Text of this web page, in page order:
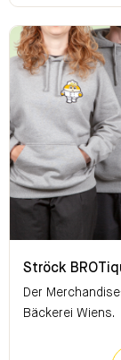
Ströck
Der
Bäckerei Wiens.